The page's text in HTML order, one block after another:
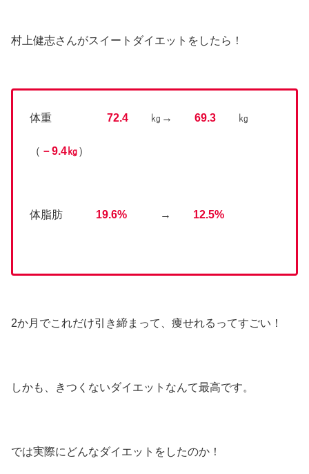
村上健志さんがスイートダイエットをしたら！
体重 72.4 ㎏→ 69.3 ㎏
（ －9.4㎏）
体脂肪 19.6% → 12.5%
2か月でこれだけ引き締まって、痩せれるってすごい！
しかも、きつくないダイエットなんて最高です。
では実際にどんなダイエットをしたのか！